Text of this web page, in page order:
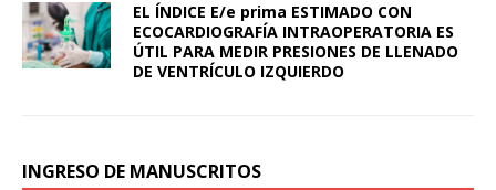
EL ÍNDICE E/e prima ESTIMADO CON
ECOCARDIOGRAFÍA INTRAOPERATORIA ES
ÚTIL PARA MEDIR PRESIONES DE LLENADO
DE VENTRÍCULO IZQUIERDO
INGRESO DE MANUSCRITOS